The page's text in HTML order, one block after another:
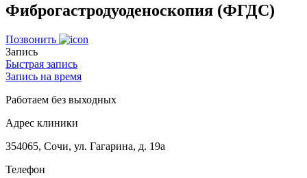
Фиброгастродуоденоскопия (ФГДС)
Позвонить
Запись
Быстрая запись
Запись на время
Работаем без выходных
Адрес клиники
354065, Сочи, ул. Гагарина, д. 19а
Телефон